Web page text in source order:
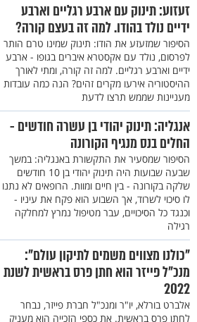
זעזוע: תינוק עם ארבע רגליים וארבע
ידיים נולד בהודו. למה זה בעצם קורה?
הסיפור שמזעזע את הודו: תינוק שמינו טרם הותר
לפרסום, נולד עם אקסטרא איברים בגופו - ארבע
ידיים וארבע רגליים. למה זה קורה, ומתי לאורך
ההיסטוריה אירעו מקרים זהים? הנה כמה עובדות
מעניינות שממש תרצו לדעת
אנגליה: תינוק יהודי בן עשרה חודשים -
החלים בנס מנגיף הקורונה
הסיפור שמסעיר את התקשורת באנגליה: במשך
שבעה שבועות היה תינוק יהודי בן 10 חודשים
שלקה בקורונה - בין חיים ומוות. הרופאים לא נתנו
לו סיכוי לשרוד, אך השבוע הוא פקח את עיניו -
וכנגד כל הסיכויים, עבר מטיפול נמרץ למחלקה
רגילה
"כולנו מצווים משמים לתיקון עולם":
מנכ"ל פייזר הוא חתן פרס בראשית לשנת
2022
אלברט בורלא, יו"ר ומנכ"ל חברת פייזר, נבחר
לחתן פרס בראשית. את כספי הזכייה הוא מעניק